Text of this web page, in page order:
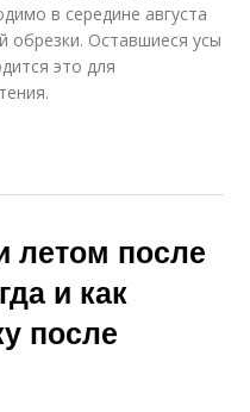
в середине августа
обрезки. Оставшиеся усы
это для
летом после
и как
после